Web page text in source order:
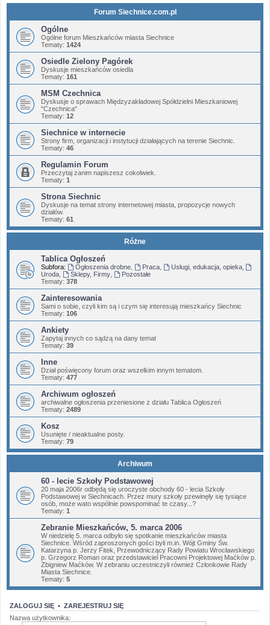
Forum Siechnice.com.pl
Ogólne
Ogólne forum Mieszkańców miasta Siechnice
Tematy: 1424
Osiedle Zielony Pagórek
Dyskusje mieszkańców osiedla
Tematy: 161
MSM Czechnica
Dyskusje o sprawach Międzyzakładowej Spółdzielni Mieszkaniowej
"Czechnica"
Tematy: 12
Siechnice w internecie
Strony firm, organizacji i instytucji działających na terenie Siechnic.
Tematy: 46
Regulamin Forum
Przeczytaj zanim napiszesz cokolwiek.
Tematy: 1
Strona Siechnic
Dyskusje na temat strony internetowej miasta, propozycje nowych
działów.
Tematy: 61
Różne
Tablica Ogłoszeń
Subfora: Ogłoszenia drobne, Praca, Usługi, edukacja, opieka,
Uroda
Sklepy, Firmy,
Pozostałe
Tematy: 378
Zainteresowania
Sami o sobie, czyli kim są i czym się interesują mieszkańcy Siechnic
Tematy: 106
Ankiety
Zapytaj innych co sądzą na dany temat
Tematy: 39
Inne
Dział poświęcony forum oraz wszelkim innym tematom.
Tematy: 477
Archiwum ogłoszeń
archiwalne ogłoszenia przeniesione z działu Tablica Ogłoszeń
Tematy: 2489
Kosz
Usunięte / nieaktualne posty.
Tematy: 79
Archiwum
60 - lecie Szkoły Podstawowej
20 maja 2006r odbędą się uroczyste obchody 60 - lecia Szkoły
Podstawowej w Siechnicach. Przez mury szkoły pzewinęły się tysiące
osób, może wato wspólnie powspominać te czasy...?
Tematy: 1
Zebranie Mieszkańców, 5. marca 2006
W niedzielę 5. marca odbyło się spotkanie mieszkańców miasta
Siechnice. Wśród zaproszonych gości byli m.in. Wójt Gminy Św.
Katarzyna p. Jerzy Fitek, Przewodniczący Rady Powiatu Wrocławskiego
p. Grzegorz Roman oraz przedstawiciel Pracowni Projektowej Maćków p.
Zbigniew Maćków. W zebraniu uczestniczyli również Członkowie Rady
Miasta Siechnice.
Tematy: 5
ZALOGUJ SIĘ • ZAREJESTRUJ SIĘ
Nazwa użytkownika: